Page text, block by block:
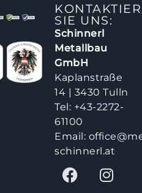
SIE UNS:
Schinnerl
Metallbau
GmbH
Kaplanstraße
14 | 3430 Tulln
Tel: +43-2272-
61100
Email:
schinnerl.at